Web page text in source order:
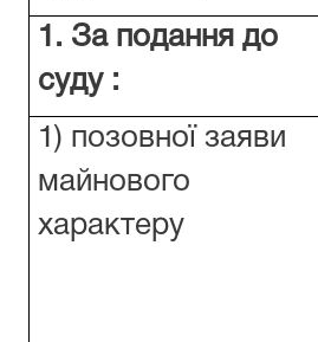
1. За подання до
суду :
1) позовної заяви
майнового
характеру